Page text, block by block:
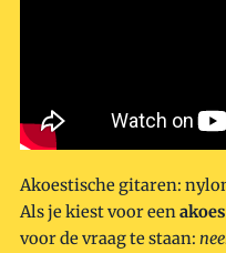
Akoestische gitaren:
Als je kiest voor een
voor de vraag te staan: